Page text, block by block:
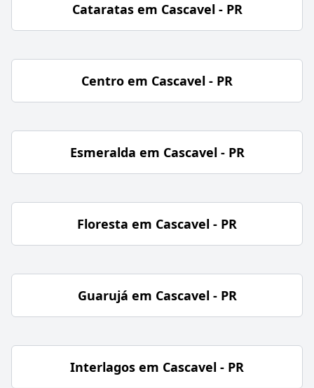
Cataratas em Cascavel - PR
Centro em Cascavel - PR
Esmeralda em Cascavel - PR
Floresta em Cascavel - PR
Guarujá em Cascavel - PR
Interlagos em Cascavel - PR